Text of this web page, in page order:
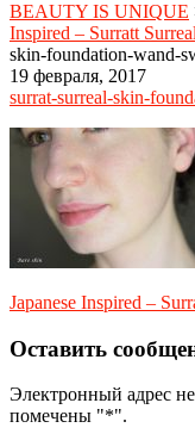
BEAUTY IS UNIQUE
Inspired – Surratt
skin-foundation-wand-
19 февраля, 2017
surrat-surreal-skin-
Japanese Inspired –
Оставить
Электронный адрес
помечены "*".